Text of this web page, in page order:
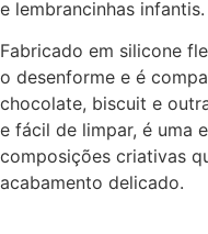
e lembrancinhas infantis.
Fabricado em silicone
o desenforme e é
chocolate, biscuit e
e fácil de limpar, é uma
composições criativas
acabamento delicado.